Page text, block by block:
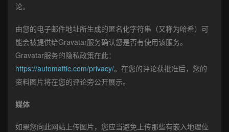
论。
由您的电子邮件地址所生成的匿名化字符串（又称为哈希）可
能会被提供给Gravatar服务确认您是否有使用该服务。
Gravatar服务的隐私政策在此：
https://automattic.com/privacy/。在您的评论获批准后，您的
资料图片将在您的评论旁公开展示。
媒体
如果您向此网站上传图片，您应当避免上传那些有嵌入地理位